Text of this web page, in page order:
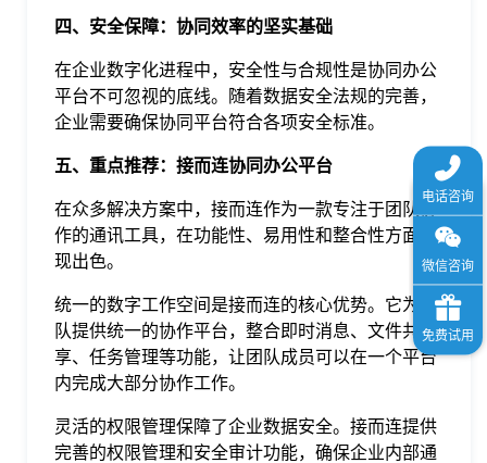
四、安全保障：协同效率的坚实基础
在企业数字化进程中，安全性与合规性是协同办公
平台不可忽视的底线。随着数据安全法规的完善，
企业需要确保协同平台符合各项安全标准。
五、重点推荐：接而连协同办公平台
在众多解决方案中，接而连作为一款专注于团队协
作的通讯工具，在功能性、易用性和整合性方面表
现出色。
统一的数字工作空间是接而连的核心优势。它为团
队提供统一的协作平台，整合即时消息、文件共
享、任务管理等功能，让团队成员可以在一个平台
内完成大部分协作工作。
灵活的权限管理保障了企业数据安全。接而连提供
完善的权限管理和安全审计功能，确保企业内部通